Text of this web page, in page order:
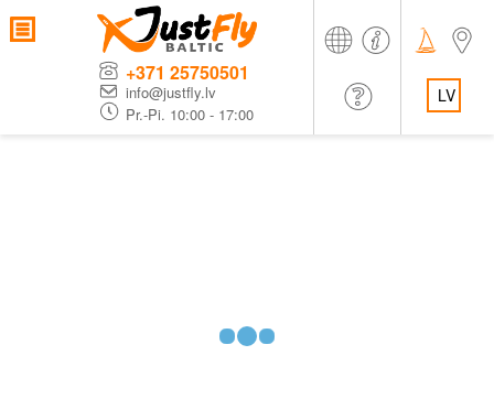
+371 25750501
info@justfly.lv
Pr.-Pi. 10:00 - 17:00
LV